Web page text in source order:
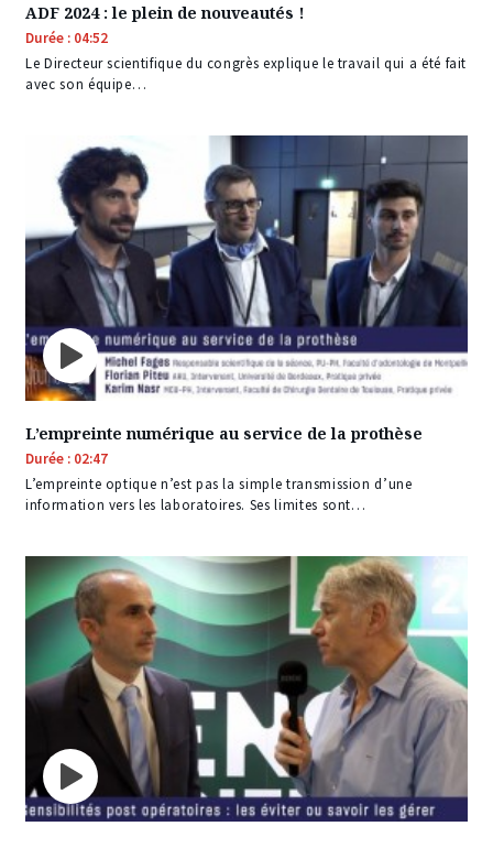
ADF 2024 : le plein de nouveautés !
Durée : 04:52
Le Directeur scientifique du congrès explique le travail qui a été fait
avec son équipe…
L’empreinte numérique au service de la prothèse
Durée : 02:47
L’empreinte optique n’est pas la simple transmission d’une
information vers les laboratoires. Ses limites sont…